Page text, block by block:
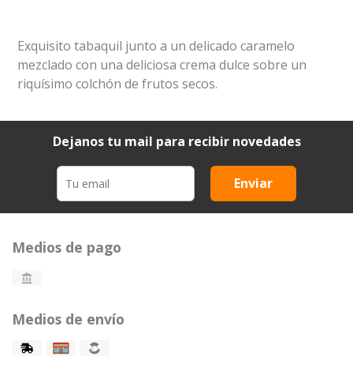
Exquisito tabaquil junto a un delicado caramelo
mezclado con una deliciosa crema dulce sobre un
riquísimo colchón de frutos secos.
Dejanos tu mail para recibir novedades
Enviar
Medios de pago
Medios de envío